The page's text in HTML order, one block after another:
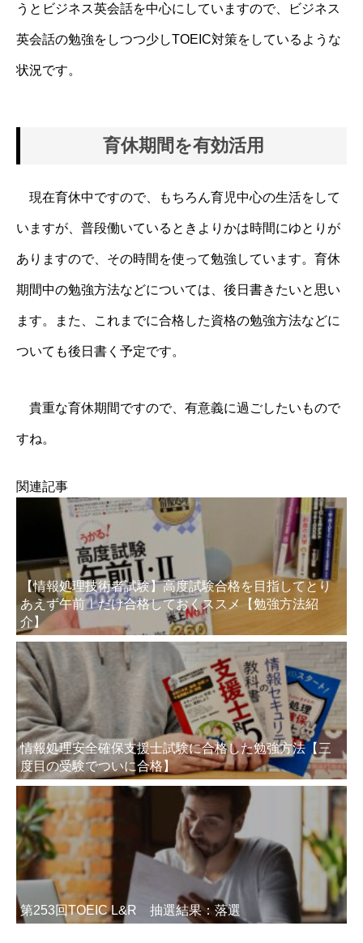
うとビジネス英会話を中心にしていますので、ビジネス
英会話の勉強をしつつ少しTOEIC対策をしているような
状況です。
育休期間を有効活用
現在育休中ですので、もちろん育児中心の生活をして
いますが、普段働いているときよりかは時間にゆとりが
ありますので、その時間を使って勉強しています。育休
期間中の勉強方法などについては、後日書きたいと思い
ます。また、これまでに合格した資格の勉強方法などに
ついても後日書く予定です。
貴重な育休期間ですので、有意義に過ごしたいもので
すね。
関連記事
【情報処理技術者試験】高度試験合格を目指してとり
あえず午前Ⅰだけ合格しておくススメ【勉強方法紹
介】
情報処理安全確保支援士試験に合格した勉強方法【三
度目の受験でついに合格】
第253回TOEIC L&R 抽選結果：落選